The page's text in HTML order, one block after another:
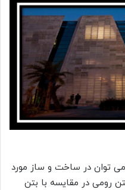
توان در ساخت و ساز مورد
رومی در مقایسه با بتن